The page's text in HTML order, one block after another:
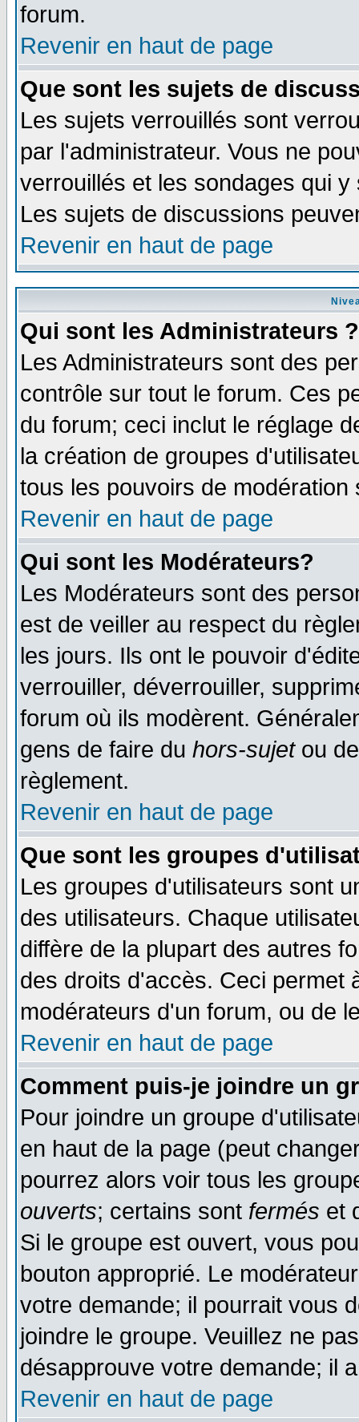
forum.
Revenir en haut de page
Que sont les sujets de
Les sujets verrouillés sont
par l'administrateur. Vous ne
verrouillés et les sondages qui
Les sujets de discussions
Revenir en haut de page
Qui sont les Administrateurs ?
Les Administrateurs sont des
contrôle sur tout le forum. Ces
du forum; ceci inclut le réglage
la création de groupes
tous les pouvoirs de modération
Revenir en haut de page
Qui sont les Modérateurs?
Les Modérateurs sont des
est de veiller au respect du
les jours. Ils ont le pouvoir
verrouiller, déverrouiller,
forum où ils modèrent.
gens de faire du hors-sujetou
règlement.
Revenir en haut de page
Que sont les groupes
Les groupes d'utilisateurs sont
des utilisateurs. Chaque
diffère de la plupart des autres
des droits d'accès. Ceci permet
modérateurs d'un forum, ou de
Revenir en haut de page
Comment puis-je joindre un
Pour joindre un groupe
en haut de la page (peut
pourrez alors voir tous les
ouverts; certains sont fermés et
Si le groupe est ouvert, vous
bouton approprié. Le
votre demande; il pourrait vous
joindre le groupe. Veuillez ne
désapprouve votre demande; il
Revenir en haut de page